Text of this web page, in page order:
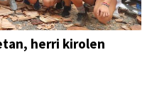
herri kirolen